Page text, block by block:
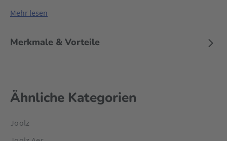
Mehr lesen
Merkmale & Vorteile
Ähnliche Kategorien
Joolz